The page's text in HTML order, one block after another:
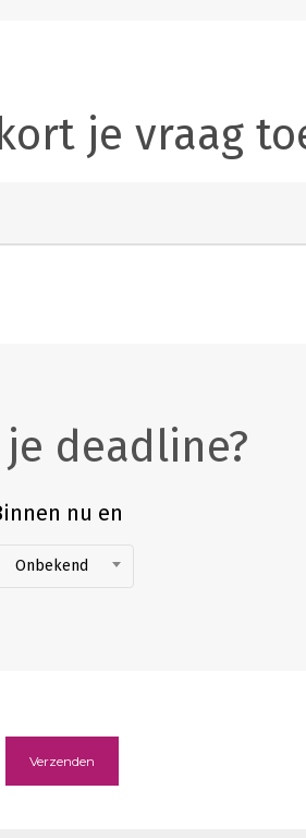
je vraag
deadline?
nu en
Onbekend